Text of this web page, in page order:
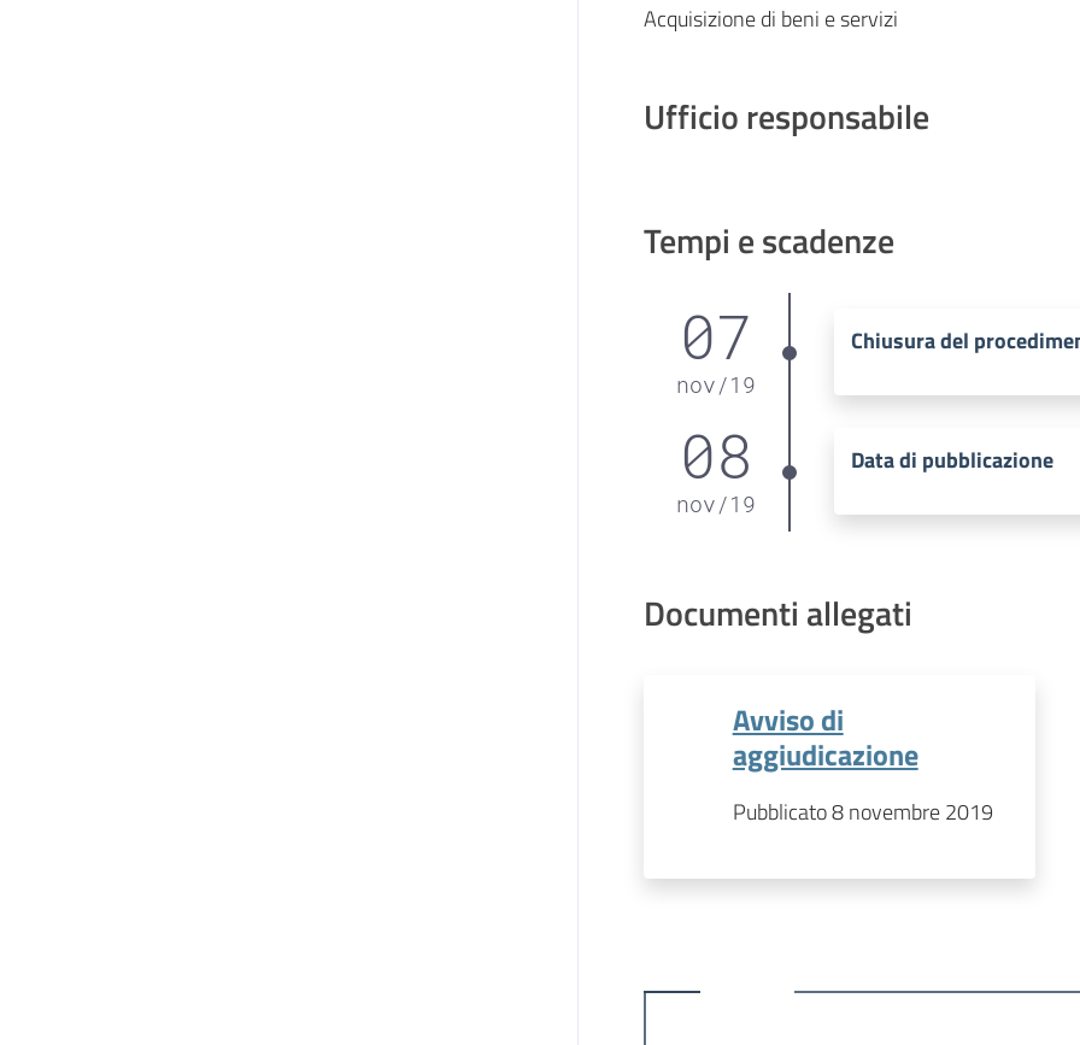
Acquisizione di beni e servizi
Ufficio responsabile
Tempi e scadenze
07
nov/19
Chiusura del
08
nov/19
Data di pubblicazione
Documenti allegati
Avviso di
aggiudicazione
Pubblicato 8 novembre 2019